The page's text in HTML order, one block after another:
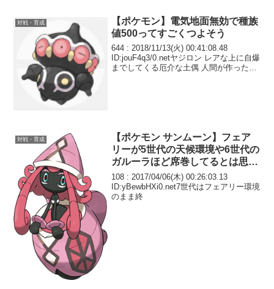
対戦・育成
【ポケモン】電気地面無効で種族
値500ってすごくつよそう
644 : 2018/11/13(火) 00:41:08.48
ID:jouF4q3/0.netヤジロン レアな上に自爆
までしてくる厄介な土偶 人間が作ったか
対戦・育成
【ポケモン サンムーン】フェア
リーが5世代の天候環境や6世代の
ガルーラほど席巻してるとは思え
ないけど
108 : 2017/04/06(木) 00:26:03.13
ID:yBewbHXi0.net7世代はフェアリー環境
のまま終